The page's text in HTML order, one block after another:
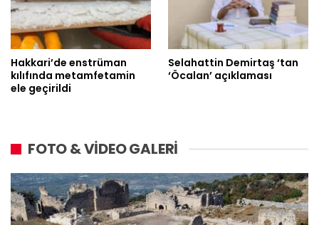
Hakkari’de enstrüman
kılıfında metamfetamin
ele geçirildi
Selahattin Demirtaş ‘tan
‘Öcalan’ açıklaması
FOTO & VİDEO GALERİ